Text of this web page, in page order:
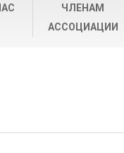
ЧЛЕНАМ
АССОЦИАЦИИ